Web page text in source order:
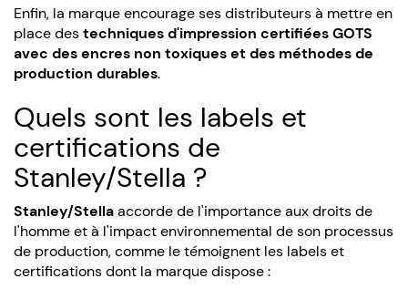
Enfin, la marque encourage ses distributeurs à mettre en
place destechniques d'impression certifiées GOTS
avec des encres non toxiques et des méthodes de
production durables.
Quels sont les labels et
certifications de
Stanley/Stella ?
Stanley/Stellaaccorde de l'importance aux droits de
l'homme et à l'impact environnemental de son processus
de production, comme le témoignent les labels et
certifications dont la marque dispose :